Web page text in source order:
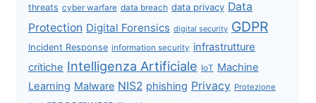
threats cyber warfare data breach data privacy Data
Protection Digital Forensics digital security GDPR
Incident Response information security infrastrutture
critiche Intelligenza Artificiale IoT Machine
Learning Malware NIS2 phishing Privacy Protezione